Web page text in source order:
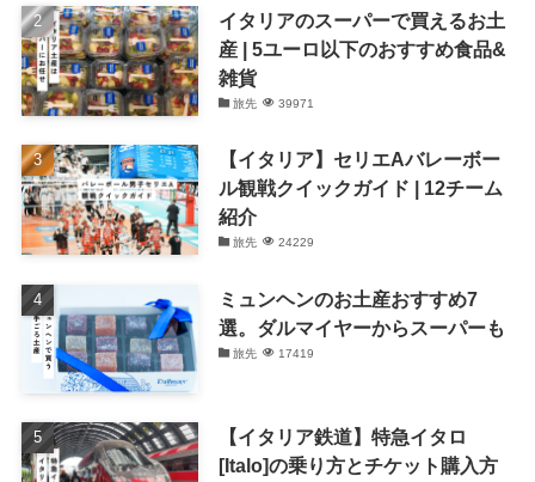
イタリアのスーパーで買えるお土
産 | 5ユーロ以下のおすすめ食品&
雑貨
旅先 39971
【イタリア】セリエAバレーボー
ル観戦クイックガイド | 12チーム
紹介
旅先 24229
ミュンヘンのお土産おすすめ7
選。ダルマイヤーからスーパーも
旅先 17419
【イタリア鉄道】特急イタロ
[Italo]の乗り方とチケット購入方